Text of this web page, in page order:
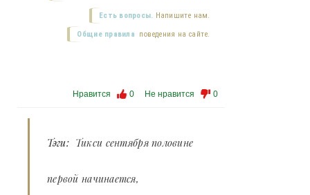
Есть вопросы. Напишите нам.
Общие правила поведения на сайте.
Нравится 0 Не нравится 0
Тэги: Тикси сентября половине
первой начинается